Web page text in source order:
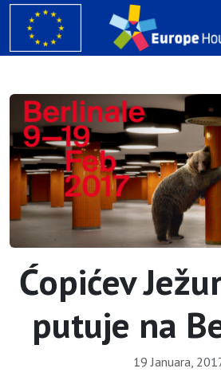
Ćopićev
putuje na
19 Januara,